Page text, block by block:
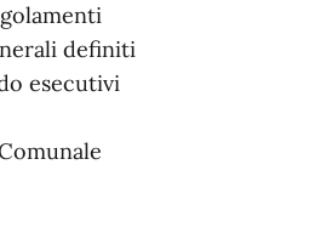
definiti
esecutivi